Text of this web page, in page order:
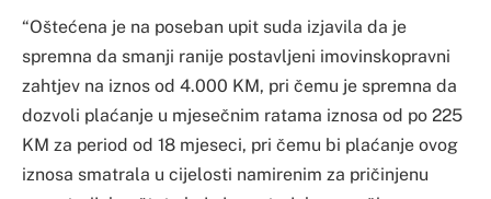
“Oštećena je na poseban upit suda izjavila da je
spremna da smanji ranije postavljeni imovinskopravni
zahtjev na iznos od 4.000 KM, pri čemu je spremna da
dozvoli plaćanje u mjesečnim ratama iznosa od po 225
KM za period od 18 mjeseci, pri čemu bi plaćanje ovog
iznosa smatrala u cijelosti namirenim za pričinjenu